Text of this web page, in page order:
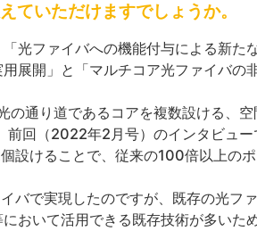
ていただけますでしょうか。
光ファイバへの機能付与による新た
展開」と「マルチコア光ファイバの
通り道であるコアを複数設ける、
回（2022年2月号）のインタビュ
設けることで、従来の100倍以上の
バで実現したのですが、既存の光フ
おいて活用できる既存技術が多いた